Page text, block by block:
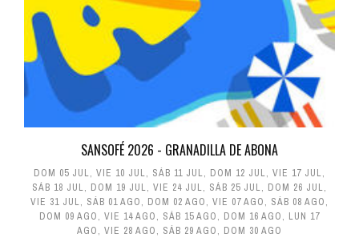
SANSOFÉ 2026 - GRANADILLA DE ABONA
DOM 05 JUL, VIE 10 JUL, SÁB 11 JUL, DOM 12 JUL, VIE 17 JUL,
SÁB 18 JUL, DOM 19 JUL, VIE 24 JUL, SÁB 25 JUL, DOM 26 JUL,
VIE 31 JUL, SÁB 01 AGO, DOM 02 AGO, VIE 07 AGO, SÁB 08 AGO,
DOM 09 AGO, VIE 14 AGO, SÁB 15 AGO, DOM 16 AGO, LUN 17
AGO, VIE 28 AGO, SÁB 29 AGO, DOM 30 AGO